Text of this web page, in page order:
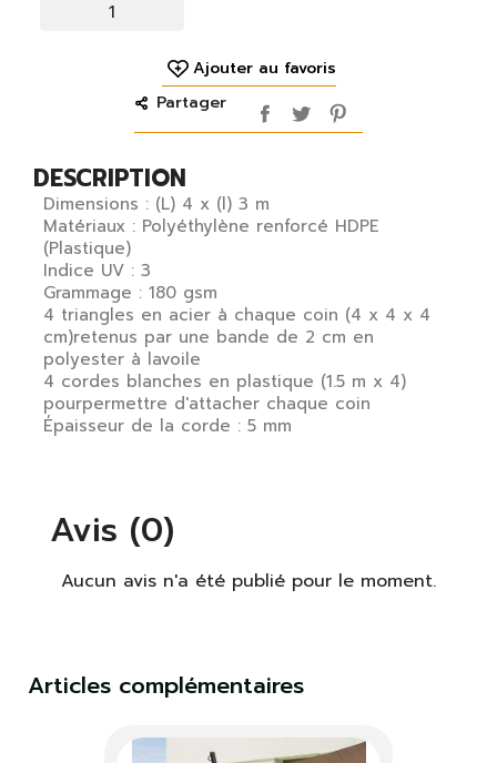
DESCRIPTION
Dimensions : (L) 4 x (l) 3 m
Matériaux : Polyéthylène renforcé HDPE
(Plastique)
Indice UV : 3
Grammage : 180 gsm
4 triangles en acier à chaque coin (4 x 4 x 4
cm)retenus par une bande de 2 cm en
polyester à lavoile
4 cordes blanches en plastique (1.5 m x 4)
pourpermettre d'attacher chaque coin
Épaisseur de la corde : 5 mm
Ajouter au favoris
Partager
Avis (0)
Aucun avis n'a été publié pour le moment.
Articles complémentaires